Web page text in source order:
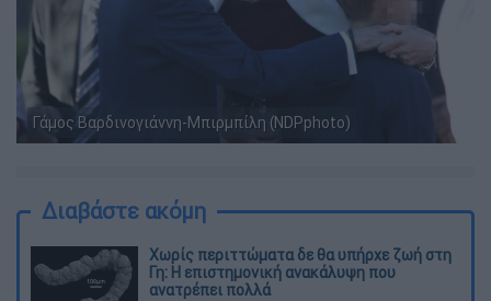
Γάμος Βαρδινογιάννη-Μπιρμπίλη (NDPphoto)
Διαβάστε ακόμη
Χωρίς περιττώματα δε θα υπήρχε ζωή στη
Γη: Η επιστημονική ανακάλυψη που
ανατρέπει πολλά